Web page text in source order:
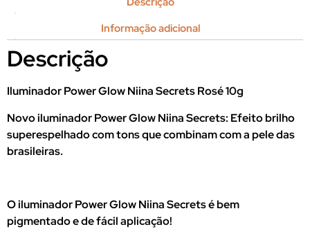
Informação adicional
Descrição
Iluminador Power Glow Niina Secrets Rosé 10g
Novo iluminador Power Glow Niina Secrets: Efeito brilho
superespelhado com tons que combinam com a pele das
brasileiras.
O iluminador Power Glow Niina Secrets é bem
pigmentado e de fácil aplicação!